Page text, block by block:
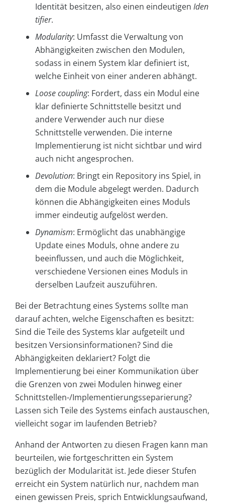
Identität besitzen, also einen eindeutigen Iden
tifier.
Modularity: Umfasst die Verwaltung von
Abhängigkeiten zwischen den Modulen,
sodass in einem System klar definiert ist,
welche Einheit von einer anderen abhängt.
Loose coupling: Fordert, dass ein Modul eine
klar definierte Schnittstelle besitzt und
andere Verwender auch nur diese
Schnittstelle verwenden. Die interne
Implementierung ist nicht sichtbar und wird
auch nicht angesprochen.
Devolution: Bringt ein Repository ins Spiel, in
dem die Module abgelegt werden. Dadurch
können die Abhängigkeiten eines Moduls
immer eindeutig aufgelöst werden.
Dynamism: Ermöglicht das unabhängige
Update eines Moduls, ohne andere zu
beeinflussen, und auch die Möglichkeit,
verschiedene Versionen eines Moduls in
derselben Laufzeit auszuführen.
Bei der Betrachtung eines Systems sollte man
darauf achten, welche Eigenschaften es besitzt:
Sind die Teile des Systems klar aufgeteilt und
besitzen Versionsinformationen? Sind die
Abhängigkeiten deklariert? Folgt die
Implementierung bei einer Kommunikation über
die Grenzen von zwei Modulen hinweg einer
Schnittstellen-/Implementierungsseparierung?
Lassen sich Teile des Systems einfach austauschen,
vielleicht sogar im laufenden Betrieb?
Anhand der Antworten zu diesen Fragen kann man
beurteilen, wie fortgeschritten ein System
bezüglich der Modularität ist. Jede dieser Stufen
erreicht ein System natürlich nur, nachdem man
einen gewissen Preis, sprich Entwicklungsaufwand,